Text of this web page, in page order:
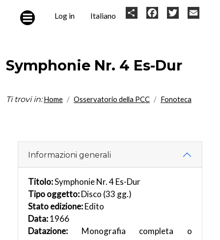
User
Log in Italiano Share FacebookTwitter
Symphonie Nr. 4 Es-Dur
Ti trovi in: Home Osservatorio della PCC Fonoteca
Informazioni generali
Titolo:Symphonie Nr. 4 Es-Dur
Tipo oggetto:Disco (33 gg.)
Stato edizione:Edito
Data:1966
Datazione: Monografia completa o